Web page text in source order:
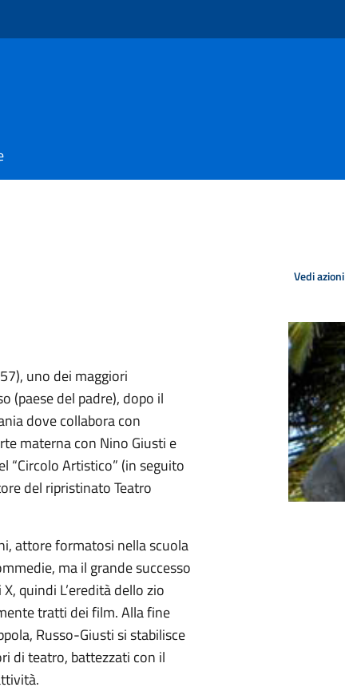
uno dei maggiori
(paese del padre), dopo il
dove collabora con
materna con Nino Giusti e
“Circolo Artistico” (in seguito
del ripristinato Teatro
attore formatosi nella scuola
ma il grande successo
quindi L’eredità dello zio
tratti dei film. Alla fine
Russo-Giusti si stabilisce
di teatro, battezzati con il
Vedi azioni